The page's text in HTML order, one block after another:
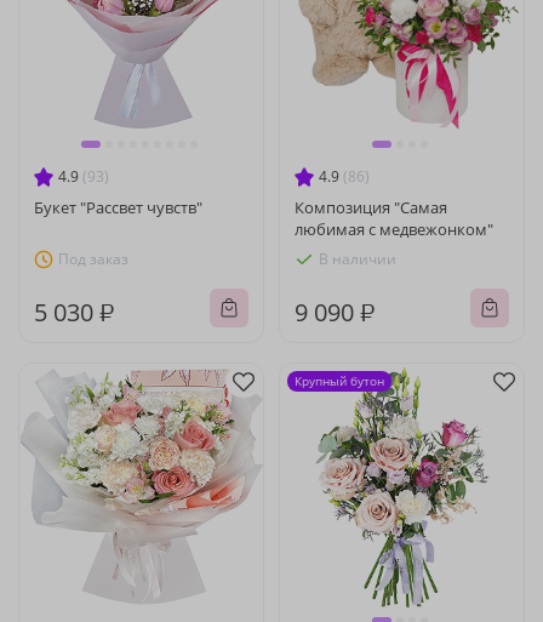
4.9 (93)
Букет "Рассвет чувств"
Под заказ
5 030 ₽
4.9 (86)
Композиция "Самая
любимая с медвежонком"
В наличии
9 090 ₽
Крупный бутон